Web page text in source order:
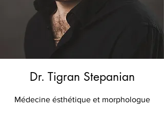
Dr. Tigran Stepanian
Médecine ésthétique et morphologue